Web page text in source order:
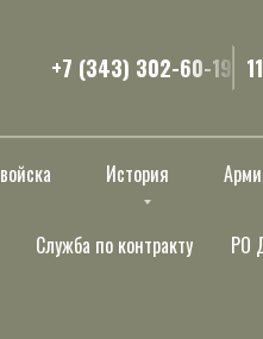
+7 (343) 302-60-19
История
Служба по контракту РО